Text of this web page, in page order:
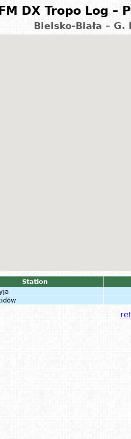
FM DX Tropo Log –
Bielsko-Biała –
Station